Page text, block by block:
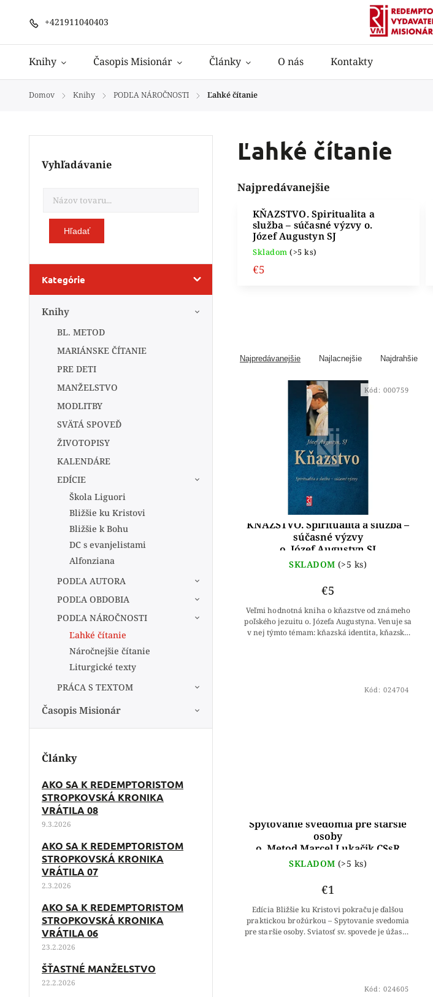
+421911040403
Knihy Časopis Misionár Články O nás Kontakty
Domov / Knihy / PODĽA NÁROČNOSTI / Ľahké čítanie
Vyhľadávanie
Hľadať
Kategórie
Knihy
BL. METOD
MARIÁNSKE ČÍTANIE
PRE DETI
MANŽELSTVO
MODLITBY
SVÄTÁ SPOVEĎ
ŽIVOTOPISY
KALENDÁRE
EDÍCIE
Škola Liguori
Bližšie ku Kristovi
Bližšie k Bohu
DC s evanjelistami
Alfonziana
PODĽA AUTORA
PODĽA OBDOBIA
PODĽA NÁROČNOSTI
Ľahké čítanie
Náročnejšie čítanie
Liturgické texty
PRÁCA S TEXTOM
Časopis Misionár
Články
AKO SA K REDEMPTORISTOM
STROPKOVSKÁ KRONIKA
VRÁTILA 08
9.3.2026
AKO SA K REDEMPTORISTOM
STROPKOVSKÁ KRONIKA
VRÁTILA 07
2.3.2026
AKO SA K REDEMPTORISTOM
STROPKOVSKÁ KRONIKA
VRÁTILA 06
23.2.2026
ŠŤASTNÉ MANŽELSTVO
22.2.2026
Ľahké čítanie
Najpredávanejšie
KŇAZSTVO. Spiritualita a
služba – súčasné výzvy o.
Józef Augustyn SJ
Skladom (>5 ks)
€5
Najpredávanejšie Najlacnejšie Najdrahšie
KŇAZSTVO. Spiritualita a služba –
súčasné výzvy
o. Józef Augustyn SJ
SKLADOM (>5 ks)
€5
Veľmi hodnotná kniha o kňazstve od známeho
poľského jezuitu o. Józefa Augustyna. Venuje sa
v nej týmto témam: kňazská identita, kňazská
Kód: 000759
Spytovanie svedomia pre staršie
osoby
o. Metod Marcel Lukačik CSsR
SKLADOM (>5 ks)
€1
Edícia Bližšie ku Kristovi pokračuje ďalšou
praktickou brožúrkou – Spytovanie svedomia
pre staršie osoby. Sviatosť sv. spovede je úžasná
Kód: 024704
Kód: 024605